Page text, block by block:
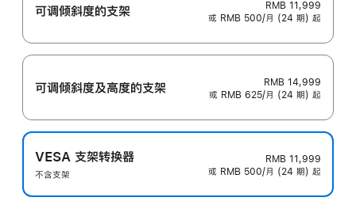
可调倾斜度的支架
RMB 11,999
或 RMB 500/月 (24 期) 起
可调倾斜度及高‍度的支‍架
RMB 14,999
或 RMB 625/月 (24 期) 起
VESA 支架转换器
不含支架
RMB 11,999
或 RMB 500/月 (24 期) 起